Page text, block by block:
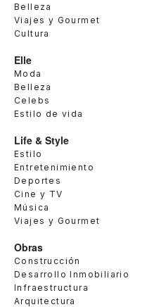
Belleza
Viajes y Gourmet
Cultura
Elle
Moda
Belleza
Celebs
Estilo de vida
Life & Style
Estilo
Entretenimiento
Deportes
Cine y TV
Música
Viajes y Gourmet
Obras
Construcción
Desarrollo Inmobiliario
Infraestructura
Arquitectura